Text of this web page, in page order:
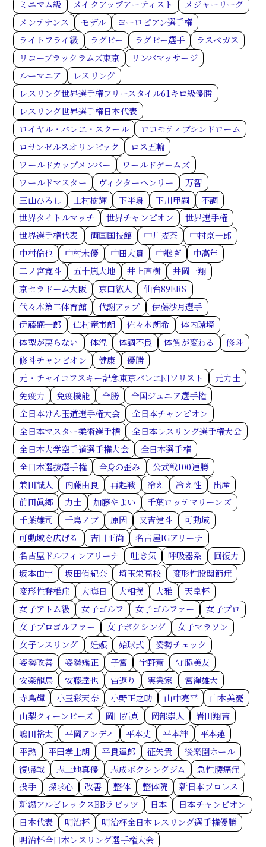
ミニマム級 メイクアップアーティスト
メジャーリーグ
メンテナンス
モデル
ヨーロピアン選手権
ライトフライ級
ラグビー ラグビー選手
ラスベガス
リコーブラックラムズ東京
リンパマッサージ
ルーマニア
レスリング
レスリング世界選手権フリースタイル61キロ級優勝
レスリング世界選手権日本代表
ロイヤル・バレエ・スクール
ロコモティブシンドローム
ロサンゼルスオリンピック
ロス五輪
ワールドカップメンバー
ワールドゲームズ
ワールドマスター
ヴィクターヘンリー
万智
三山ひろし
上村樹輝 下半身 下川甲嗣
不調
世界タイトルマッチ
世界チャンピオン
世界選手権
世界選手権代表
両国国技館 中川麦茶
中村京一郎
中村倫也
中村未優 中田大貴 中継ぎ
中高年
二ノ宮寛斗
五十嵐大地 井上直樹
井岡一翔
京セラドーム大阪
京口紘人
仙台89ERS
代々木第二体育館
代謝アップ
伊藤沙月選手
伊藤盛一郎
住村竜市朗 佐々木朗希
体内環境
体型が戻らない
体温 体調不良 体質が変わる
修斗
修斗チャンピオン
健康
優勝
元・チャイコフスキー記念東京バレエ団ソリスト
元力士
免疫力
免疫機能 全勝
全国ジュニア選手権
全日本けん玉道選手権大会
全日本チャンピオン
全日本マスター柔術選手権
全日本レスリング選手権大会
全日本大学空手道選手権大会
全日本選手権
全日本選抜選手権
全身の歪み
公式戦100連勝
兼田誠人
内藤由良 再起戦 冷え 冷え性
出産
前田眞郷
力士 加藤やよい
千葉ロッテマリーンズ
千葉雄司
千鳥ノブ 原因 又吉健斗
可動域
可動域を広げる
吉田正尚
名古屋IGアリーナ
名古屋ドルフィンアリーナ
吐き気 呼吸器系
回復力
坂本由宇
坂田侑紀奈 埼玉栄高校
変形性股関節症
変形性脊椎症
大晦日 大相撲 大雅
天皇杯
女子アトム級
女子ゴルフ 女子ゴルファー
女子プロ
女子プロゴルファー
女子ボクシング
女子マラソン
女子レスリング
妊娠 始球式
姿勢チェック
姿勢改善
姿勢矯正 子宮 宇野薫
守脇美友
安楽龍馬
安藤達也 宙返り 実業家
宮澤雄大
寺島輝
小玉彩天奈 小野正之助 山中亮平
山本美憂
山梨クィーンビーズ
岡田拓真 岡部崇人
岩田翔吉
嶋田裕太
平岡アンディ 平本丈 平本絆
平本蓮
平熱
平田孝士朗 平良達郎 征矢貴
後楽園ホール
復帰戦
志土地真優 志成ボクシングジム
急性腰痛症
投手
探求心 改善 整体 整体院
新日本プロレス
新潟アルビレックスBBラビッツ
日本
日本チャンピオン
日本代表
明治杯
明治杯全日本レスリング選手権優勝
明治杯全日本レスリング選手権大会